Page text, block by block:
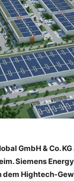
GmbH & Co.
Siemens
Hightech-